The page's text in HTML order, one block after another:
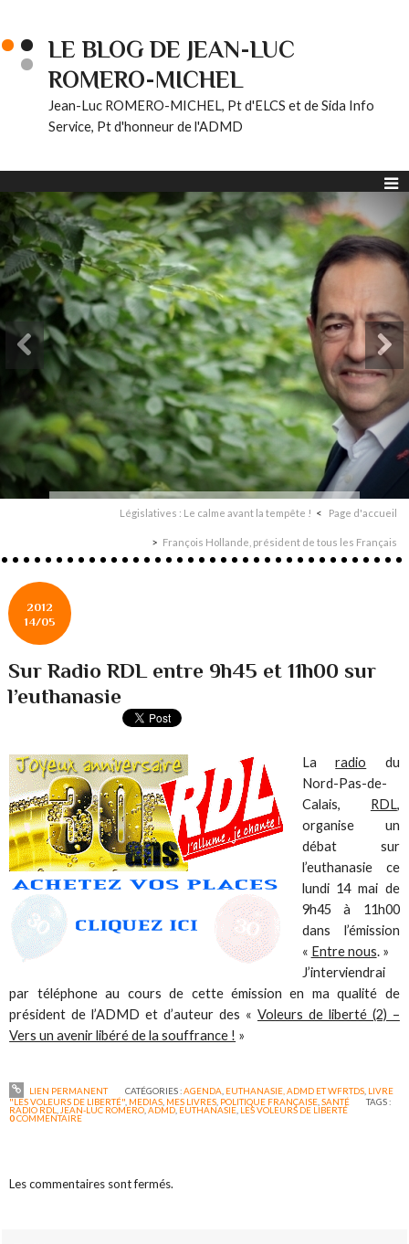
LE BLOG DE JEAN-LUC
ROMERO-MICHEL
Jean-Luc ROMERO-MICHEL, Pt d'ELCS et de Sida Info
Service, Pt d'honneur de l'ADMD
Législatives : Le calme avant la tempête ! Page d'accueil
François Hollande, président de tous les Français
2012
14/05
Sur Radio RDL entre 9h45 et 11h00 sur
l’euthanasie
Laradio du
Nord-Pas-de-
Calais, RDL,
organise un
débat sur
l’euthanasie ce
lundi 14 mai de
9h45 à 11h00
dans l’émission
« Entre nous. »
J’interviendrai
par téléphone au cours de cette émission en ma qualité de
président de l’ADMD et d’auteur des « Voleurs de liberté (2) –
Vers un avenir libéré de la souffrance ! »
LIEN PERMANENT CATÉGORIES :AGENDA EUTHANASIE, ADMD ET WFRTDS, LIVRE
"LES VOLEURS DE LIBERTÉ" MEDIAS MES LIVRES POLITIQUE FRANÇAISE ,SANTÉ TAGS :
RADIO RDL JEAN-LUC ROMERO ,ADMD EUTHANASIE LES VOLEURS DE LIBERTÉ
0COMMENTAIRE
Les commentaires sont fermés.